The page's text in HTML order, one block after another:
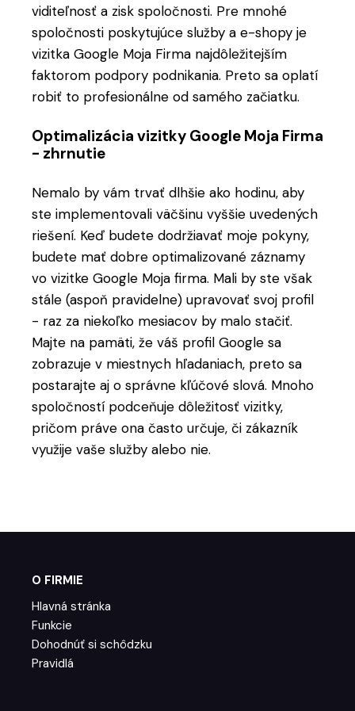
viditeľnosť a zisk spoločnosti. Pre mnohé
spoločnosti poskytujúce služby a e-shopy je
vizitka Google Moja Firma najdôležitejším
faktorom podpory podnikania. Preto sa oplatí
robiť to profesionálne od samého začiatku.
Optimalizácia vizitky Google Moja Firma
- zhrnutie
Nemalo by vám trvať dlhšie ako hodinu, aby
ste implementovali väčšinu vyššie uvedených
riešení. Keď budete dodržiavať moje pokyny,
budete mať dobre optimalizované záznamy
vo vizitke Google Moja firma. Mali by ste však
stále (aspoň pravidelne) upravovať svoj profil
- raz za niekoľko mesiacov by malo stačiť.
Majte na pamäti, že váš profil Google sa
zobrazuje v miestnych hľadaniach, preto sa
postarajte aj o správne kľúčové slová. Mnoho
spoločností podceňuje dôležitosť vizitky,
pričom práve ona často určuje, či zákazník
využije vaše služby alebo nie.
O FIRMIE
Hlavná stránka
Funkcie
Dohodnúť si schôdzku
Pravidlá